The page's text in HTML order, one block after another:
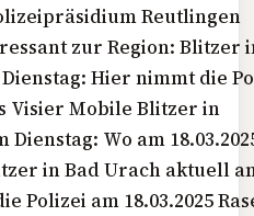
Reutlingen
zur Region: Blitzer
Hier nimmt die
Visier Mobile Blitzer in
Wo am
in Bad Urach aktuell
Polizei am 18.03.2025